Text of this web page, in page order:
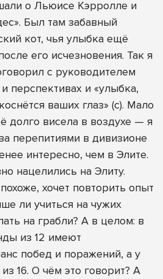
о Льюисе Кэрролле и
Был там забавный
кот, чья улыбка ещё
его исчезновения. Так я
с руководителем
перспективах и «улыбка,
ваших глаз» (с). Мало
долго висела в воздухе — я
перепитиями в дивизионе
интересно, чем в Элите.
нацелились на Элиту.
хочет повторить опыт
ли учиться на чужих
на грабли? А в целом: в
из 12 имеют
побед и поражений, а у
16. О чём это говорит? А